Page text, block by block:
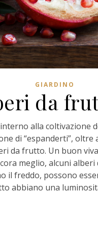
GIARDINO
da
alla coltivazione
di “espanderti”,
da frutto. Un buon
meglio, alcuni
il freddo, possono
abbiano una